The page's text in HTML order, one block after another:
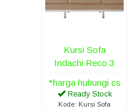
Kursi Sofa
Indachi Reco 3
*harga hubungi cs
Ready Stock
Kode: Kursi Sofa